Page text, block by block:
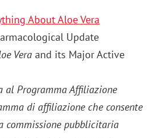
About Aloe Vera
Update
Vera and its Major Active
al Programma Affiliazione
di affiliazione che consente
commissione pubblicitaria